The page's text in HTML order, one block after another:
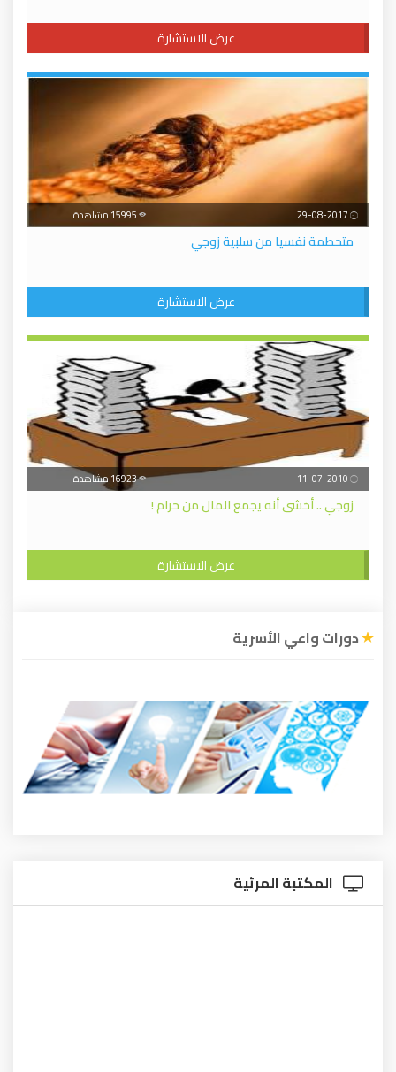
عرض الاستشارة
متحطمة نفسيا من سلبية زوجي
عرض الاستشارة
16923 مشاهدة
زوجي .. أخشى أنه يجمع المال من حرام !
عرض الاستشارة
دورات واعي الأسرية
المكتبة المرئية